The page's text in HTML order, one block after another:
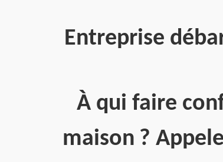
Entreprise
À qui faire
maison ?